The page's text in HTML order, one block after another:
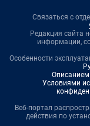
Связаться с
Редакция сайта
информации,
Особенности
Условиями
Веб-портал
действия по